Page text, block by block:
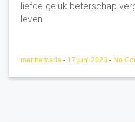
liefde geluk beterschap
leven
marthamaria - 17 juni 2023 - No